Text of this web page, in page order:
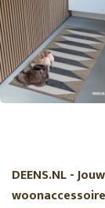
DEENS.NL -